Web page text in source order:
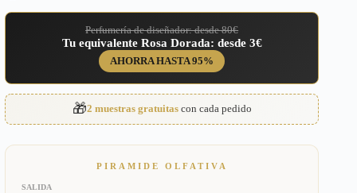
268
Perfumería de diseñador: desde 80€
Tu equivalente Rosa Dorada: desde 3€
AHORRA HASTA 95%
🎁2 muestras gratuitascon cada pedido
PIRAMIDE OLFATIVA
SALIDA